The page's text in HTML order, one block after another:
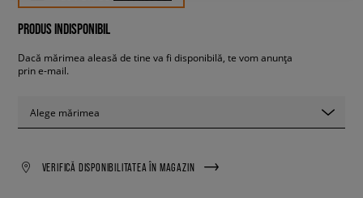
PRODUS INDISPONIBIL
Dacă mărimea aleasă de tine va fi disponibilă, te vom anunța
prin e-mail.
Alege mărimea
VERIFICĂ DISPONIBILITATEA ÎN MAGAZIN